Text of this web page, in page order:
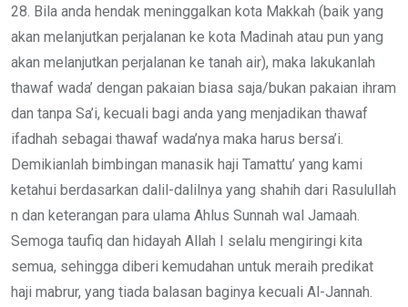
28. Bila anda hendak meninggalkan kota Makkah (baik yang
akan melanjutkan perjalanan ke kota Madinah atau pun yang
akan melanjutkan perjalanan ke tanah air), maka lakukanlah
thawaf wada’ dengan pakaian biasa saja/bukan pakaian ihram
dan tanpa Sa’i, kecuali bagi anda yang menjadikan thawaf
ifadhah sebagai thawaf wada’nya maka harus bersa’i.
Demikianlah bimbingan manasik haji Tamattu’ yang kami
ketahui berdasarkan dalil-dalilnya yang shahih dari Rasulullah
n dan keterangan para ulama Ahlus Sunnah wal Jamaah.
Semoga taufiq dan hidayah Allah I selalu mengiringi kita
semua, sehingga diberi kemudahan untuk meraih predikat
haji mabrur, yang tiada balasan baginya kecuali Al-Jannah.